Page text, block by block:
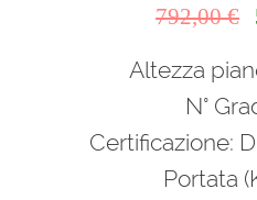
792,00€
Altezza
N°
Certificazione:
Portata